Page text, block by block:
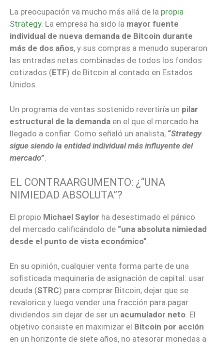
La preocupación va mucho más allá de la propia
Strategy. La empresa ha sido la mayor fuente
individual de nueva demanda de Bitcoin durante
más de dos años, y sus compras a menudo superaron
las entradas netas combinadas de todos los fondos
cotizados (ETF) de Bitcoin al contado en Estados
Unidos.
Un programa de ventas sostenido revertiría un pilar
estructural de la demanda en el que el mercado ha
llegado a confiar. Como señaló un analista, “Strategy
sigue siendo la entidad individual más influyente del
mercado”
EL CONTRAARGUMENTO: ¿“UNA
NIMIEDAD ABSOLUTA”?
El propio Michael Saylor ha desestimado el pánico
del mercado calificándolo de “una absoluta nimiedad
desde el punto de vista económico”.
En su opinión, cualquier venta forma parte de una
sofisticada maquinaria de asignación de capital: usar
deuda (STRC) para comprar Bitcoin, dejar que se
revalorice y luego vender una fracción para pagar
dividendos sin dejar de ser un acumulador neto . El
objetivo consiste en maximizar el Bitcoin por acción
en un horizonte de siete años, no atesorar monedas a